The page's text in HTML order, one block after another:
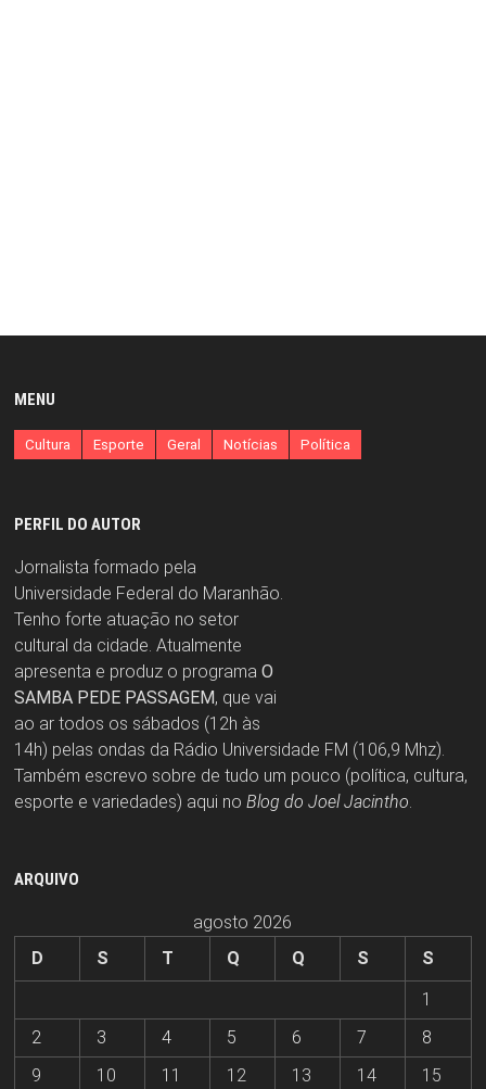
MENU
Cultura Esporte Geral Notícias Política
PERFIL DO AUTOR
Jornalista formado pela
Universidade Federal do Maranhão.
Tenho forte atuação no setor
cultural da cidade. Atualmente
apresenta e produz o programa O
SAMBA PEDE PASSAGEM, que vai
ao ar todos os sábados (12h às
14h) pelas ondas da Rádio Universidade FM (106,9 Mhz).
Também escrevo sobre de tudo um pouco (política, cultura,
esporte e variedades) aqui no Blog do Joel Jacintho.
ARQUIVO
agosto 2026
D
S T Q Q S
S
1
2
3 4 5 6 7
8
9
10 11 12 13 14 15